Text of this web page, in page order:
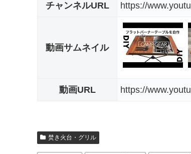
チャンネルURL https://
動画サムネイル
動画URL https://
焚き火台・グリル